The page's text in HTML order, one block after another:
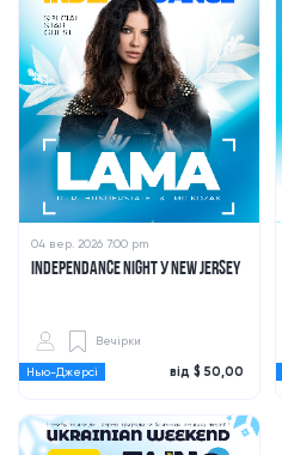
04 вер. 2026 7:00 pm
INDEPENDANCE NIGHT У NEW JERSEY
Вечірки
Нью-Джерсі від $ 50,00